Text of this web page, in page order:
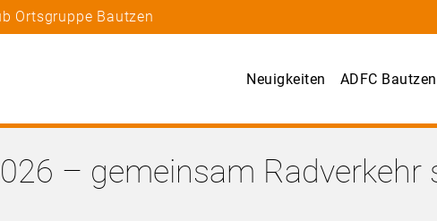
Ortsgruppe Bautzen
Neuigkeiten ADFC Bautzen
– gemeinsam Radverkehr